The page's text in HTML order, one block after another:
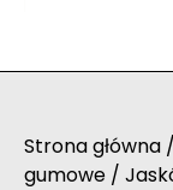
Strona główna /
gumowe /